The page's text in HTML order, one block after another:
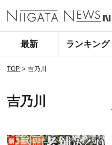
最新 ランキング
TOP >吉乃川
吉乃川